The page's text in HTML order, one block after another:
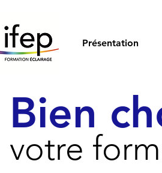
Présentation
Bien
votre